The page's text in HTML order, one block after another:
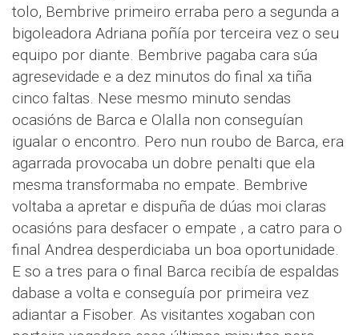
tolo, Bembrive primeiro erraba pero a segunda a
bigoleadora Adriana poñía por terceira vez o seu
equipo por diante. Bembrive pagaba cara súa
agresevidade e a dez minutos do final xa tiña
cinco faltas. Nese mesmo minuto sendas
ocasións de Barca e Olalla non conseguían
igualar o encontro. Pero nun roubo de Barca, era
agarrada provocaba un dobre penalti que ela
mesma transformaba no empate. Bembrive
voltaba a apretar e dispuña de dúas moi claras
ocasións para desfacer o empate , a catro para o
final Andrea desperdiciaba un boa oportunidade.
E so a tres para o final Barca recibía de espaldas
dabase a volta e conseguía por primeira vez
adiantar a Fisober. As visitantes xogaban con